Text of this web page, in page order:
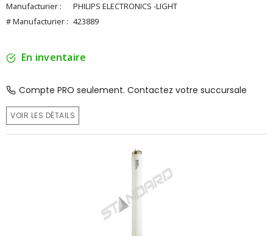
Manufacturier :
PHILIPS ELECTRONICS -LIGHT
# Manufacturier : 423889
En inventaire
Compte PRO seulement. Contactez votre succursale
VOIR LES DÉTAILS